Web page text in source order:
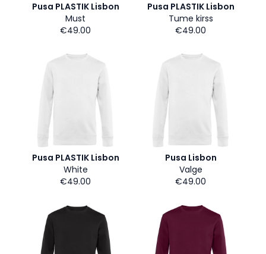
Pusa PLASTIK Lisbon
Must
€49.00
Pusa PLASTIK Lisbon
Tume kirss
€49.00
Pusa PLASTIK Lisbon
White
€49.00
Pusa Lisbon
Valge
€49.00